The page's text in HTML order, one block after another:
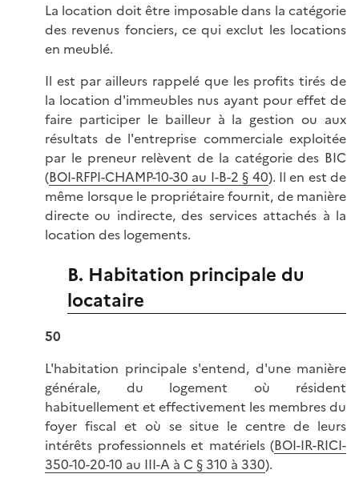
La location doit être imposable dans la catégorie
des revenus fonciers, ce qui exclut les locations
en meublé.
Il est par ailleurs rappelé que les profits tirés de
la location d'immeubles nus ayant pour effet de
faire participer le bailleur à la gestion ou aux
résultats de l'entreprise commerciale exploitée
par le preneur relèvent de la catégorie des BIC
(BOI-RFPI-CHAMP-10-30 au I-B-2 § 40). Il en est de
même lorsque le propriétaire fournit, de manière
directe ou indirecte, des services attachés à la
location des logements.
B. Habitation principale du
locataire
50
L'habitation principale s'entend, d'une manière
générale, du logement où résident
habituellement et effectivement les membres du
foyer fiscal et où se situe le centre de leurs
intérêts professionnels et matériels (BOI-IR-RICI-
350-10-20-10 au III-A à C § 310 à 330).